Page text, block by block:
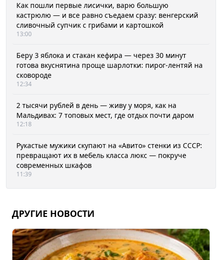
Как пошли первые лисички, варю большую
кастрюлю — и все равно съедаем сразу: венгерский
сливочный супчик с грибами и картошкой
13:00
Беру 3 яблока и стакан кефира — через 30 минут
готова вкуснятина проще шарлотки: пирог-лентяй на
сковороде
12:34
2 тысячи рублей в день — живу у моря, как на
Мальдивах: 7 топовых мест, где отдых почти даром
12:18
Рукастые мужики скупают на «Авито» стенки из СССР:
превращают их в мебель класса люкс — покруче
современных шкафов
11:39
ДРУГИЕ НОВОСТИ